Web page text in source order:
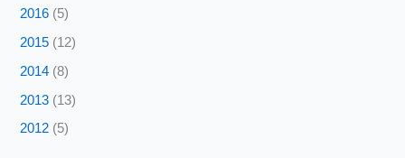
2016 (5)
2015 (12)
2014 (8)
2013 (13)
2012 (5)